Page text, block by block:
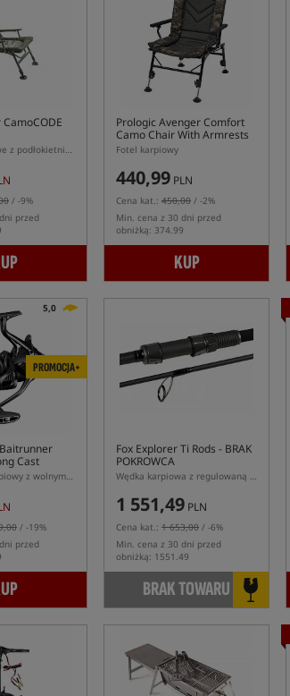
Krzesło karpiowe z podłokietnikami
/ -9%
przed
Prologic Avenger Comfort
Camo Chair With Armrests
Fotel karpiowy
440,99 PLN
Cena kat.: 450,00 / -2%
Min. cena z 30 dni przed
obniżką: 374.99
KUP
5,0
PROMOCJA+
Cast
Kołowrotek karpiowy z wolnym biegiem
/ -19%
przed
Fox Explorer Ti Rods - BRAK
POKROWCA
Wędka karpiowa z regulowaną długością
1 551,49 PLN
Cena kat.: 1 653,00 / -6%
Min. cena z 30 dni przed
obniżką: 1551.49
BRAK TOWARU